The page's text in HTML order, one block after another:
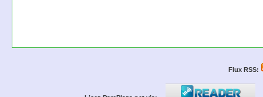
Flux RSS: